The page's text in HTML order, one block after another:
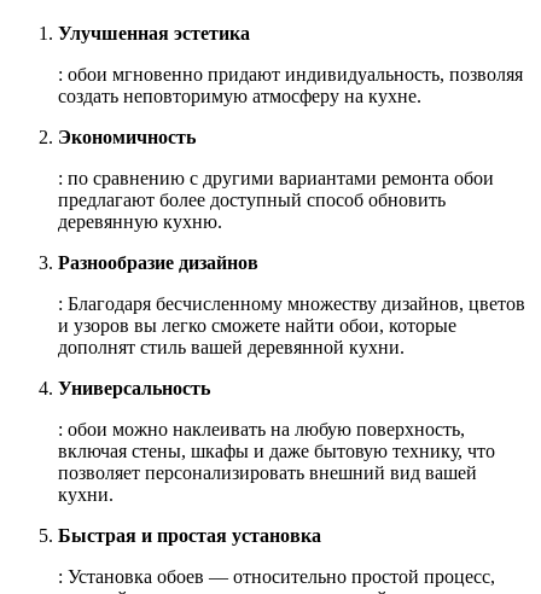
Улучшенная эстетика
: обои мгновенно придают индивидуальность, позволяя
создать неповторимую атмосферу на кухне.
Экономичность
: по сравнению с другими вариантами ремонта обои
предлагают более доступный способ обновить
деревянную кухню.
Разнообразие дизайнов
: Благодаря бесчисленному множеству дизайнов, цветов
и узоров вы легко сможете найти обои, которые
дополнят стиль вашей деревянной кухни.
Универсальность
: обои можно наклеивать на любую поверхность,
включая стены, шкафы и даже бытовую технику, что
позволяет персонализировать внешний вид вашей
кухни.
Быстрая и простая установка
: Установка обоев — относительно простой процесс,